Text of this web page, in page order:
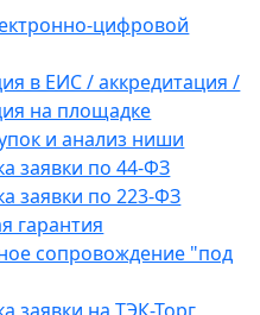
цифровой
в ЕИС / аккредитация /
на площадке
и анализ ниши
заявки по 44-ФЗ
заявки по 223-ФЗ
гарантия
сопровождение "под